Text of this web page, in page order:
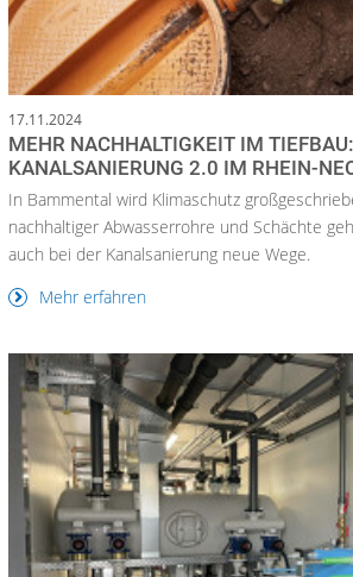
17.11.2024
MEHR NACHHALTIGKEIT IM TIEFBAU:
KANALSANIERUNG 2.0 IM RHEIN-
In Bammental wird Klimaschutz
nachhaltiger Abwasserrohre und Schächte
auch bei der Kanalsanierung neue Wege.
Mehr erfahren